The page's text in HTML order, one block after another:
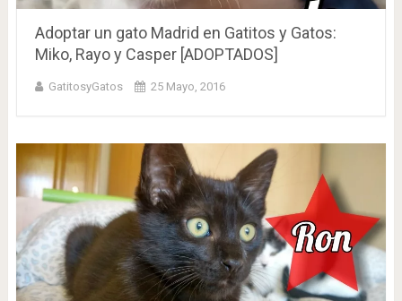
Adoptar un gato Madrid en Gatitos y Gatos:
Miko, Rayo y Casper [ADOPTADOS]
GatitosyGatos 25 Mayo, 2016